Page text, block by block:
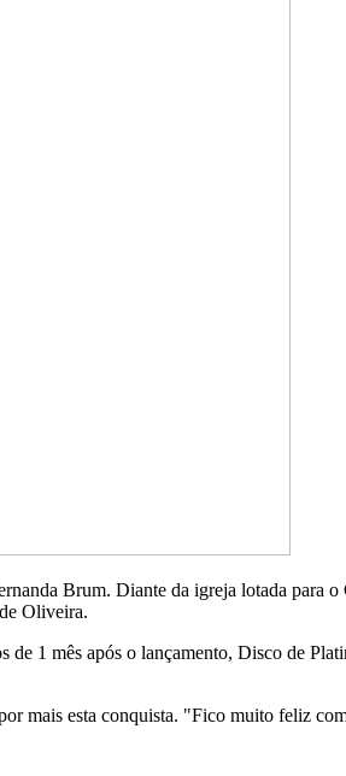
Brum. Diante da igreja lotada para
Oliveira.
1 mês após o lançamento, Disco de
mais esta conquista. "Fico muito feliz